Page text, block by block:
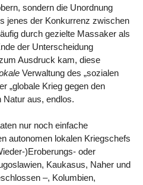
sondern die Unordnung
jenes der Konkurrenz zwischen
durch gezielte Massaker als
der Unterscheidung
Ausdruck kam, diese
Verwaltung des „sozialen
„globale Krieg gegen den
Natur aus, endlos.
nur noch einfache
autonomen lokalen Kriegschefs
)Eroberungs- oder
Kaukasus, Naher und
–, Kolumbien,